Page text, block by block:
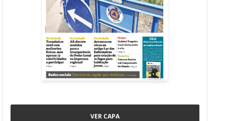
VER CAPA